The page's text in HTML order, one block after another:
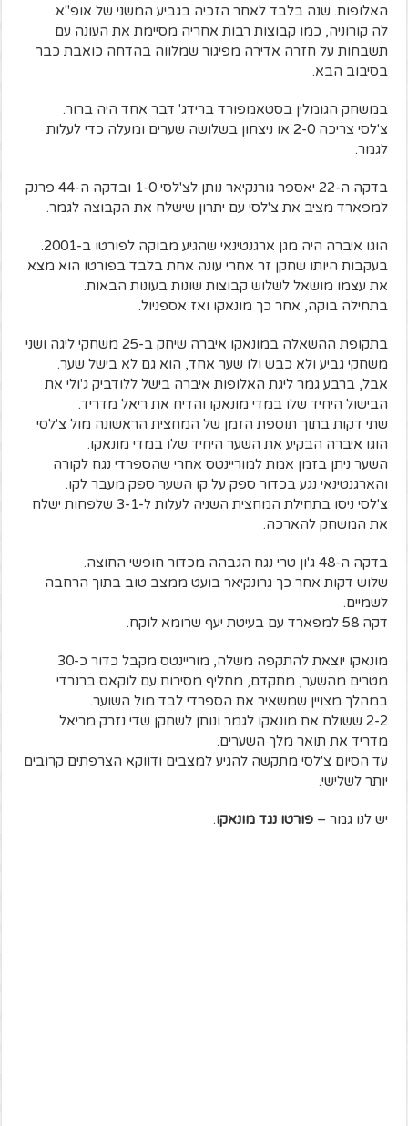
האלופות. שנה בלבד לאחר הזכיה בגביע המשני של אופ"א.
לה קורוניה, כמו קבוצות רבות אחריה מסיימת את העונה עם
תשבחות על חזרה אדירה מפיגור שמלווה בהדחה כואבת כבר
בסיבוב הבא.
במשחק הגומלין בסטאמפורד ברידג' דבר אחד היה ברור.
צ'לסי צריכה 2-0 או ניצחון בשלושה שערים ומעלה כדי לעלות
לגמר.
בדקה ה-22 יאספר גורנקיאר נותן לצ'לסי 1-0 ובדקה ה-44 פרנק
למפארד מציב את צ'לסי עם יתרון שישלח את הקבוצה לגמר.
הוגו איברה היה מגן ארגנטינאי שהגיע מבוקה לפורטו ב-2001.
בעקבות היותו שחקן זר אחרי עונה אחת בלבד בפורטו הוא מצא
את עצמו מושאל לשלוש קבוצות שונות בעונות הבאות.
בתחילה בוקה, אחר כך מונאקו ואז אספניול.
בתקופת ההשאלה במונאקו איברה שיחק ב-25 משחקי ליגה ושני
משחקי גביע ולא כבש ולו שער אחד, הוא גם לא בישל שער.
אבל, ברבע גמר ליגת האלופות איברה בישל ללודביק ג'ולי את
הבישול היחיד שלו במדי מונאקו והדיח את ריאל מדריד.
שתי דקות בתוך תוספת הזמן של המחצית הראשונה מול צ'לסי
הוגו איברה הבקיע את השער היחיד שלו במדי מונאקו.
השער ניתן בזמן אמת למוריינטס אחרי שהספרדי נגח לקורה
והארגנטינאי נגע בכדור ספק על קו השער ספק מעבר לקו.
צ'לסי ניסו בתחילת המחצית השניה לעלות ל-3-1 שלפחות ישלח
את המשחק להארכה.
בדקה ה-48 ג'ון טרי נגח הגבהה מכדור חופשי החוצה.
שלוש דקות אחר כך גרונקיאר בועט ממצב טוב בתוך הרחבה
לשמיים.
דקה 58 למפארד עם בעיטת יעף שרומא לוקח.
מונאקו יוצאת להתקפה משלה, מוריינטס מקבל כדור כ-30
מטרים מהשער, מתקדם, מחליף מסירות עם לוקאס ברנרדי
במהלך מצויין שמשאיר את הספרדי לבד מול השוער.
2-2 ששולח את מונאקו לגמר ונותן לשחקן שדי נזרק מריאל
מדריד את תואר מלך השערים.
עד הסיום צ'לסי מתקשה להגיע למצבים ודווקא הצרפתים קרובים
יותר לשלישי.
יש לנו גמר – פורטו נגד מונאקו.